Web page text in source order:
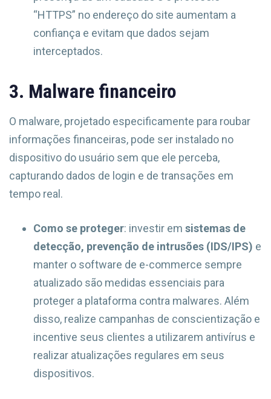
“HTTPS” no endereço do site aumentam a
confiança e evitam que dados sejam
interceptados.
3. Malware financeiro
O malware, projetado especificamente para roubar
informações financeiras, pode ser instalado no
dispositivo do usuário sem que ele perceba,
capturando dados de login e de transações em
tempo real.
Como se proteger: investir em sistemas de
detecção, prevenção de intrusões (IDS/IPS) e
manter o software de e-commerce sempre
atualizado são medidas essenciais para
proteger a plataforma contra malwares. Além
disso, realize campanhas de conscientização e
incentive seus clientes a utilizarem antivírus e
realizar atualizações regulares em seus
dispositivos.